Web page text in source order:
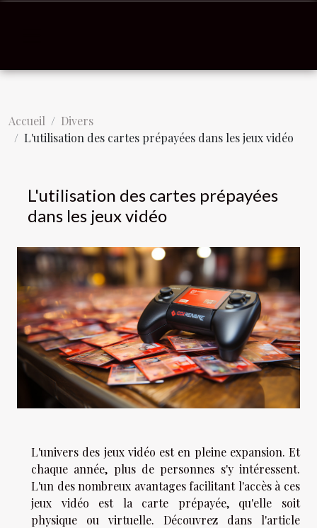
Accueil
Divers
L'utilisation des cartes prépayées dans les jeux vidéo
L'utilisation des cartes prépayées
dans les jeux vidéo
L'univers des jeux vidéo est en pleine expansion. Et
chaque année, plus de personnes s'y intéressent.
L'un des nombreux avantages facilitant l'accès à ces
jeux vidéo est la carte prépayée, qu'elle soit
physique ou virtuelle. Découvrez dans l'article